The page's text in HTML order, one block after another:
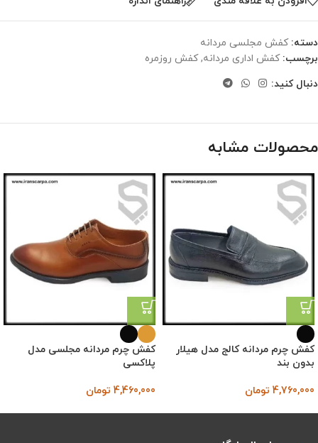
دسته: کفش مجلسی مردانه
برچسب: کفش اداری مردانه, کفش روزمره
دنبال کنید:
محصولات مشابه
کفش چرم مردانه کالج مدل هیلار
بدون بند
4,760,000 تومان
کفش چرم مردانه مجلسی مدل
پلاکسی
4,460,000 تومان